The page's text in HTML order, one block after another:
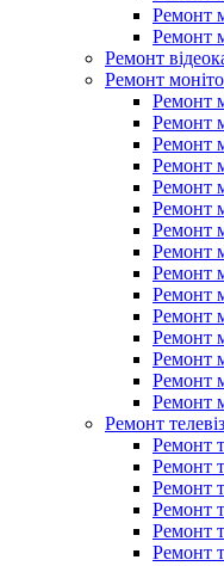
Ремонт
Ремонт
Ремонт
Ремонт
Ремонт
Ремонт
Ремонт
Ремонт
Ремонт
Ремонт
Ремонт
Ремонт
Ремонт
Ремонт
Ремонт
Ремонт
Ремонт
Ремонт
Ремонт
Ремонт
Ремонт
Ремонт
Ремонт
Ремонт
Ремонт
Ремонт